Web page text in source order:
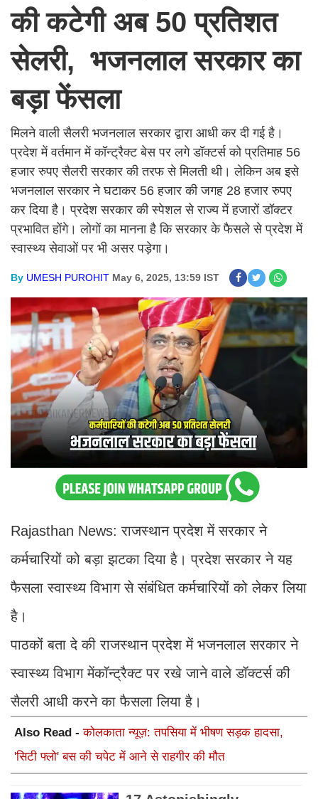
की कटेगी अब 50 प्रतिशत
सेलरी, भजनलाल सरकार का
बड़ा फेंसला
मिलने वाली सैलरी भजनलाल सरकार द्वारा आधी कर दी गई है।
प्रदेश में वर्तमान में कॉन्ट्रैक्ट बेस पर लगे डॉक्टर्स को प्रतिमाह 56
हजार रुपए सैलरी सरकार की तरफ से मिलती थी। लेकिन अब इसे
भजनलाल सरकार ने घटाकर 56 हजार की जगह 28 हजार रुपए
कर दिया है। प्रदेश सरकार की स्पेशल से राज्य में हजारों डॉक्टर
प्रभावित होंगे। लोगों का मानना है कि सरकार के फैसले से प्रदेश में
स्वास्थ्य सेवाओं पर भी असर पड़ेगा।
By UMESH PUROHIT May 6, 2025, 13:59 IST
Rajasthan News: राजस्थान प्रदेश में सरकार ने
कर्मचारियों को बड़ा झटका दिया है। प्रदेश सरकार ने यह
फैसला स्वास्थ्य विभाग से संबंधित कर्मचारियों को लेकर लिया
है।
पाठकों बता दे की राजस्थान प्रदेश में भजनलाल सरकार ने
स्वास्थ्य विभाग मेंकॉन्ट्रैक्ट पर रखे जाने वाले डॉक्टर्स की
सैलरी आधी करने का फैसला लिया है।
Also Read -कोलकाता न्यूज़: तपसिया में भीषण सड़क हादसा,
'सिटी फ्लो' बस की चपेट में आने से राहगीर की मौत